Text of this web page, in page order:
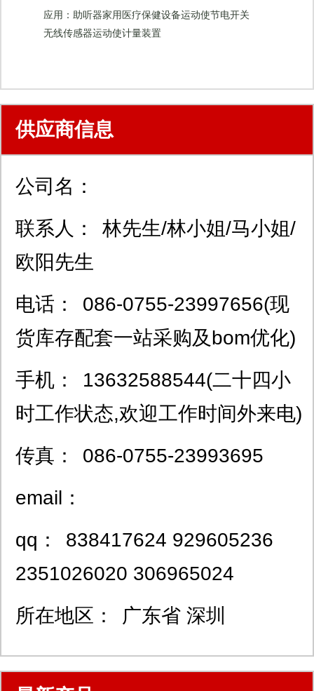
应用：助听器家用医疗保健设备运动使节电开关
无线传感器运动使计量装置
供应商信息
公司名：
联系人：
林先生/林小姐/马小姐/
欧阳先生
电话：
086-0755-23997656(现
货库存配套一站采购及bom优化)
手机：
13632588544(二十四小
时工作状态,欢迎工作时间外来电)
传真：
086-0755-23993695
email：
qq：
838417624 929605236
2351026020 306965024
所在地区：
广东省 深圳